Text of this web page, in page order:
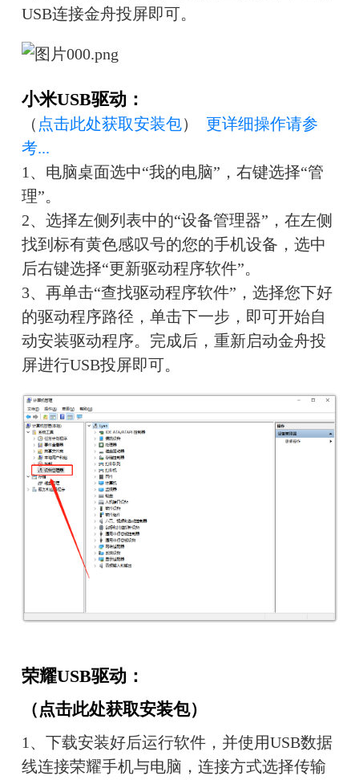
USB连接金舟投屏即可。
小米USB驱动：
（ 点击此处获取安装包） 更详细操作请参
考...
1、电脑桌面选中“我的电脑”，右键选择“管
理”。
2、选择左侧列表中的“设备管理器”，在左侧
找到标有黄色感叹号的您的手机设备，选中
后右键选择“更新驱动程序软件”。
3、再单击“查找驱动程序软件”，选择您下好
的驱动程序路径，单击下一步，即可开始自
动安装驱动程序。完成后，重新启动金舟投
屏进行USB投屏即可。
荣耀USB驱动：
（点击此处获取安装包）
1、下载安装好后运行软件，并使用USB数据
线连接荣耀手机与电脑，连接方式选择传输